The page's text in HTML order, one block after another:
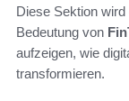
Diese Sektion
Bedeutung von
aufzeigen, wie
transformieren.